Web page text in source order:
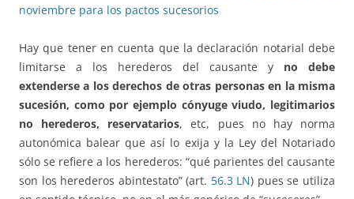
noviembre para los pactos sucesorios
Hay que tener en cuenta que la declaración notarial debe
limitarse a los herederos del causante y no debe
extenderse a los derechos de otras personas en la misma
sucesión, como por ejemplo cónyuge viudo, legitimarios
no herederos, reservatarios, etc, pues no hay norma
autonómica balear que así lo exija y la Ley del Notariado
sólo se refiere a los herederos: “qué parientes del causante
son los herederos abintestato” (art. 56.3 LN) pues se utiliza